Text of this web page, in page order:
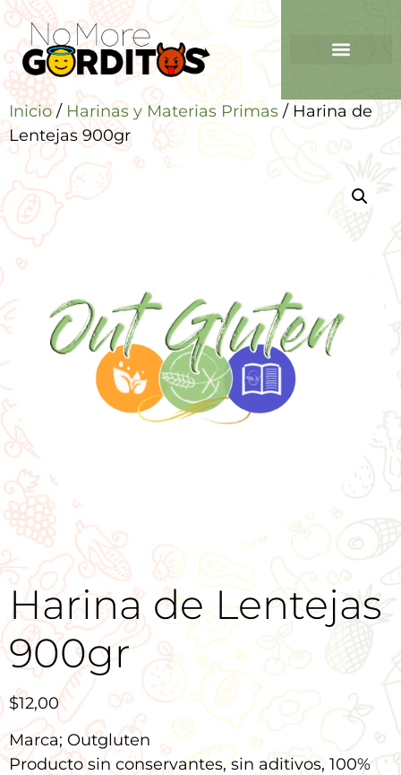
Inicio/ Harinas y Materias Primas / Harina de
Lentejas 900gr
Harina de Lentejas
900gr
$12,00
Marca; Outgluten
Producto sin conservantes, sin aditivos, 100%